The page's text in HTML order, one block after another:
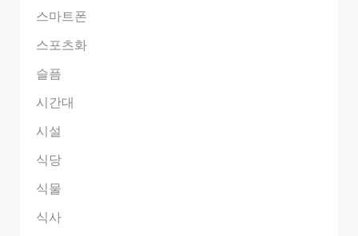
스마트폰
스포츠화
슬픔
시간대
시설
식당
식물
식사